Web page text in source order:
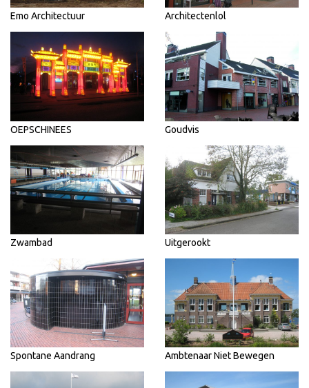
Emo Architectuur Architectenlol
OEPSCHINEES Goudvis
Zwambad Uitgerookt
Spontane Aandrang Ambtenaar Niet Bewegen